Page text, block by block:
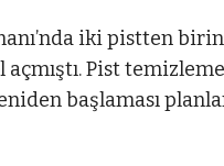
iki pistten
Pist
başlaması